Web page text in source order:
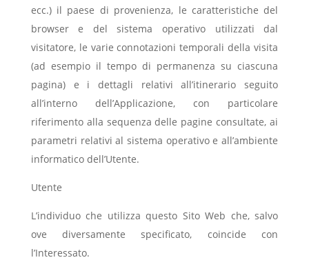
ecc.) il paese di provenienza, le caratteristiche del
browser e del sistema operativo utilizzati dal
visitatore, le varie connotazioni temporali della visita
(ad esempio il tempo di permanenza su ciascuna
pagina) e i dettagli relativi all’itinerario seguito
all’interno dell’Applicazione, con particolare
riferimento alla sequenza delle pagine consultate, ai
parametri relativi al sistema operativo e all’ambiente
informatico dell’Utente.
Utente
L’individuo che utilizza questo Sito Web che, salvo
ove diversamente specificato, coincide con
l’Interessato.